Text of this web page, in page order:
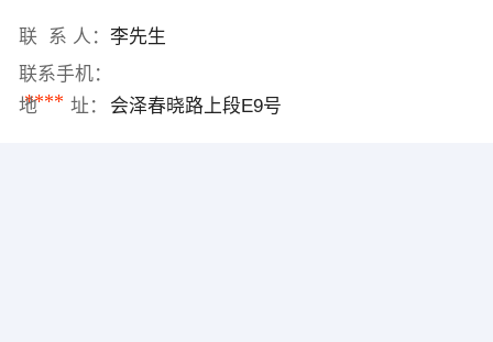
联 系 人： 李先生
联系手机：
****
地 址： 会泽春晓路上段E9号